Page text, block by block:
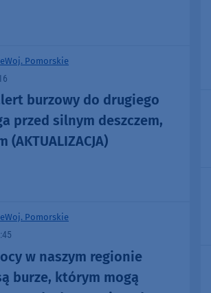
Woj. Pomorskie
burzowy do drugiego
przed silnym deszczem,
Woj. Pomorskie
w naszym regionie
burze, którym mogą